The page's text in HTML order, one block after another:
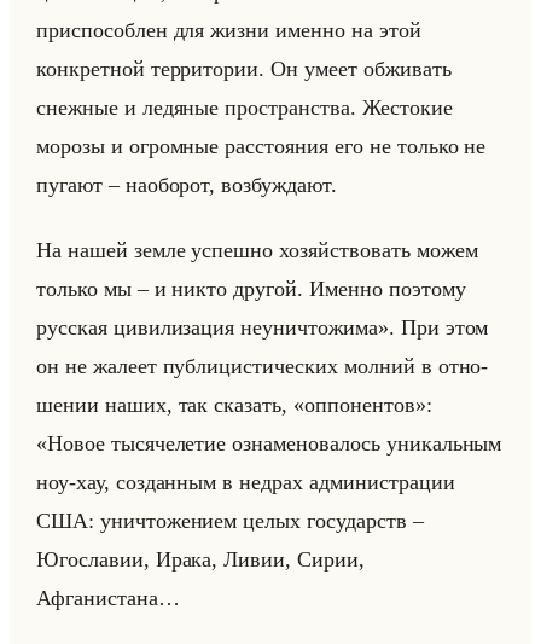
приспособлен для жизни именно на этой
конкретной территории. Он умеет обживать
снежные и ледяные пространства. Жестокие
морозы и огромные расстояния его не только не
пугают – наоборот, возбуждают.
На нашей земле успешно хозяйствовать можем
только мы – и никто другой. Именно поэтому
русская цивилизация неуничтожима». При этом
он не жа­ле­ет пуб­ли­ци­сти­че­ских мол­ний в от­но­
ше­нии наших, так ска­зать, «оппонентов»:
«Новое тысячелетие ознаменовалось уникальным
ноу-хау, созданным в недрах администрации
США: уничтожением целых государств –
Югославии, Ирака, Ливии, Сирии,
Афганистана…